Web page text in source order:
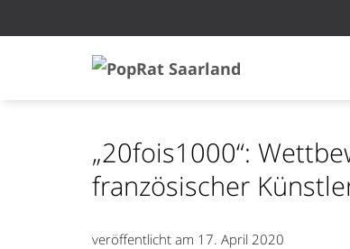
„20fois1000“:
französischer
veröffentlicht am 17. April 2020